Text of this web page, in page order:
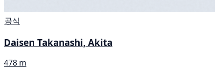
공식
Daisen Takanashi, Akita
478 m